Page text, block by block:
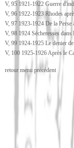
V, 95 1921-1922 Guerre
V, 96 1922-1923 Rhodes
V, 97 1923-1924 De la Perse
V, 98 1924 Sécheresses dans
V, 99 1924-1925 Le denier
V, 100 1925-1926 Après le
retour menu précédent